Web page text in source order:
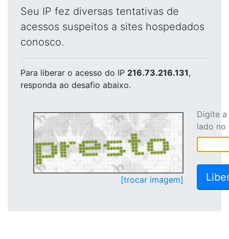
Seu IP fez diversas tentativas de
acessos suspeitos a sites hospedados
conosco.
Para liberar o acesso do IP 216.73.216.131,
responda ao desafio abaixo.
[trocar imagem]
Digite
lado no